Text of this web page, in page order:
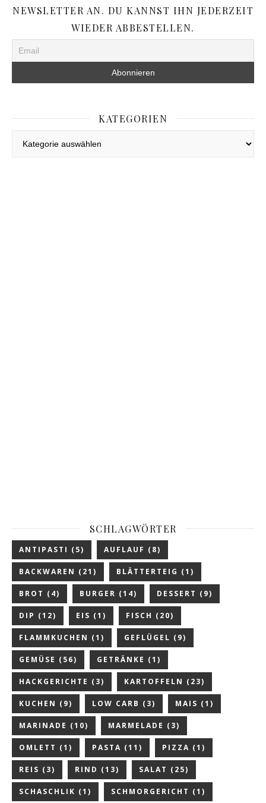
NEWSLETTER AN. DU KANNST IHN JEDERZEIT
WIEDER ABBESTELLEN.
KATEGORIEN
SCHLAGWÖRTER
ANTIPASTI (5) AUFLAUF (8)
BACKWAREN (21) BLÄTTERTEIG (1)
BROT (4) BURGER (14) DESSERT (9)
DIP (12) EIS (1) FISCH (20)
FLAMMKUCHEN (1) GEFLÜGEL (9)
GEMÜSE (56) GETRÄNKE (1)
HACKGERICHTE (3) KARTOFFELN (23)
KUCHEN (9) LOW CARB (3) MAIS (1)
MARINADE (10) MARMELADE (3)
OMLETT (1) PASTA (11) PIZZA (1)
REIS (3) RIND (13) SALAT (25)
SCHASCHLIK (1) SCHMORGERICHT (1)